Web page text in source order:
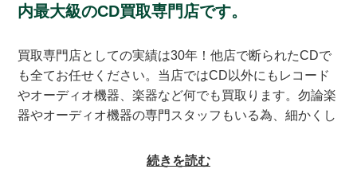
内最大級のCD買取専門店です。
買取専門店としての実績は30年！他店で断られたCDで
も全てお任せください。当店ではCD以外にもレコード
やオーディオ機器、楽器など何でも買取ります。勿論楽
器やオーディオ機器の専門スタッフもいる為、細かくし
買取専門店もある為、古いレコードの処分に困っている
続きを読む